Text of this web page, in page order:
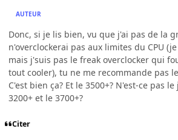
AUTEUR
Donc, si je lis bien, vu que j'ai pas de la
n'overclockerai pas aux limites du CPU
mais j'suis pas le freak overclocker qui
tout cooler), tu ne me recommande pas
C'est bien ça? Et le 3500+? N'est-ce pas
3200+ et le 3700+?
Citer